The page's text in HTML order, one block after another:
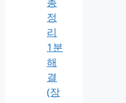
방
법
및
배
터
리